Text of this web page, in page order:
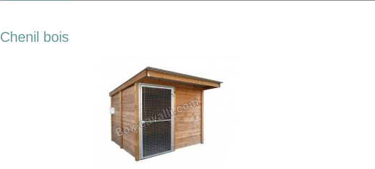
Chenil bois